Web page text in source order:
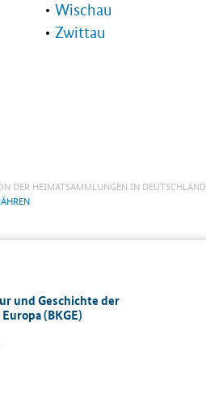
Wischau
Zwittau
DER HEIMATSAMMLUNGEN IN DEUTSCHLAND
und Geschichte der
(BKGE)